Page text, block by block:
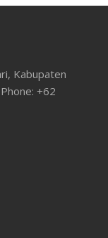
Kabupaten
+62